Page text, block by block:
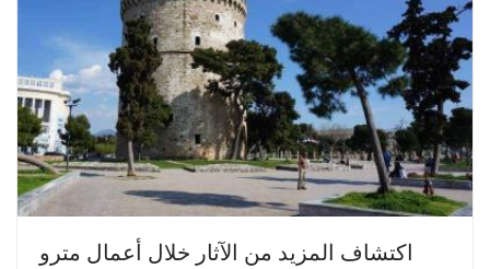
اكتشاف المزيد من الآثار خلال أعمال مترو